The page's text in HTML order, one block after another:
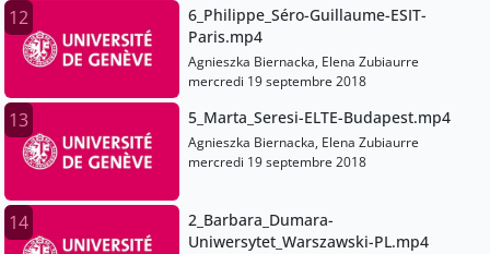
12
6_Philippe_Séro-Guillaume-ESIT-
Paris.mp4
Agnieszka Biernacka, Elena Zubiaurre
mercredi 19 septembre 2018
13 5_Marta_Seresi-ELTE-Budapest.mp4
Agnieszka Biernacka, Elena Zubiaurre
mercredi 19 septembre 2018
14
2_Barbara_Dumara-
Uniwersytet_Warszawski-PL.mp4